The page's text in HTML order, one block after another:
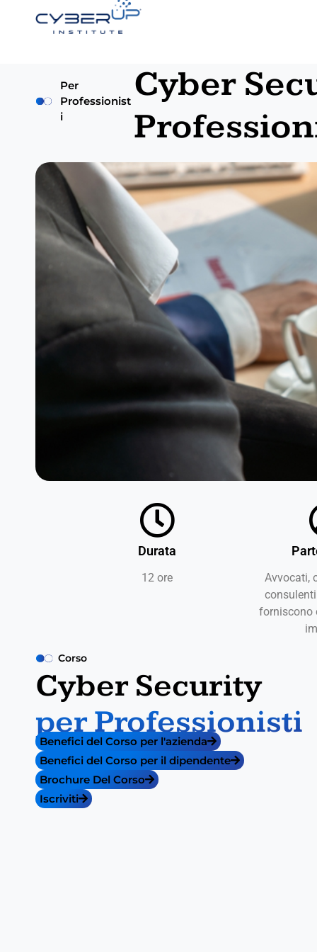
Per
Professionist
i
Cyber
Durata
12 ore
Avvocati,
forniscono
Corso
Cyber Security
per Professionisti
Benefici del Corso per l'azienda
Benefici del Corso per il dipendente
Brochure Del Corso
Iscriviti